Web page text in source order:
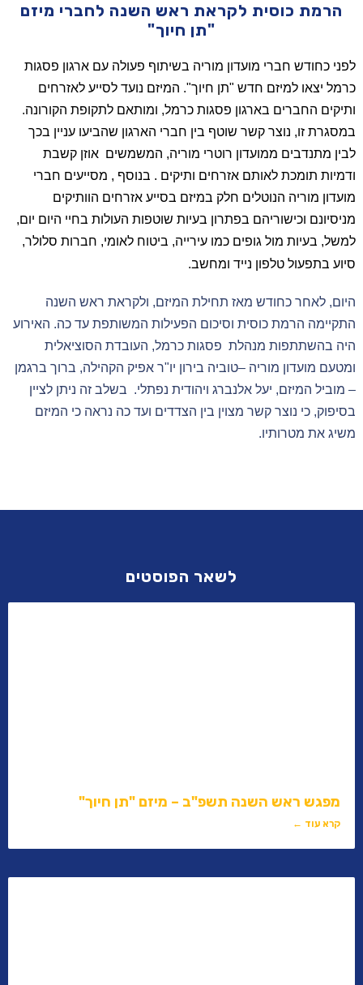
הרמת כוסית לקראת ראש השנה לחברי מיזם
"תן חיוך"
לפני כחודש חברי מועדון מוריה בשיתוף פעולה עם ארגון פסגות
כרמל יצאו למיזם חדש "תן חיוך". המיזם נועד לסייע לאזרחים
ותיקים החברים בארגון פסגות כרמל, ומותאם לתקופת הקורונה.
במסגרת זו, נוצר קשר שוטף בין חברי הארגון שהביעו עניין בכך
לבין מתנדבים ממועדון רוטרי מוריה, המשמשים אוזן קשבת
ודמיות תומכת לאותם אזרחים ותיקים . בנוסף , מסייעים חברי
מועדון מוריה הנוטלים חלק במיזם בסייע אזרחים הוותיקים
מניסיונם וכישוריהם בפתרון בעיות שוטפות העולות בחיי היום יום,
למשל, בעיות מול גופים כמו עירייה, ביטוח לאומי, חברות סלולר,
סיוע בתפעול טלפון נייד ומחשב.
היום, לאחר כחודש מאז תחילת המיזם, ולקראת ראש השנה
התקיימה הרמת כוסית וסיכום הפעילות המשותפת עד כה. האירוע
היה בהשתתפות מנהלת פסגות כרמל, העובדת הסוציאלית
ומטעם מועדון מוריה –טוביה בירון יו"ר אפיק הקהילה, ברוך ברגמן
– מוביל המיזם, יעל אלנברג ויהודית נפתלי. בשלב זה ניתן לציין
בסיפוק, כי נוצר קשר מצוין בין הצדדים ועד כה נראה כי המיזם
משיג את מטרותיו.
לשאר הפוסטים
מפגש ראש השנה תשפ"ב – מיזם "תן חיוך"
קרא עוד ←